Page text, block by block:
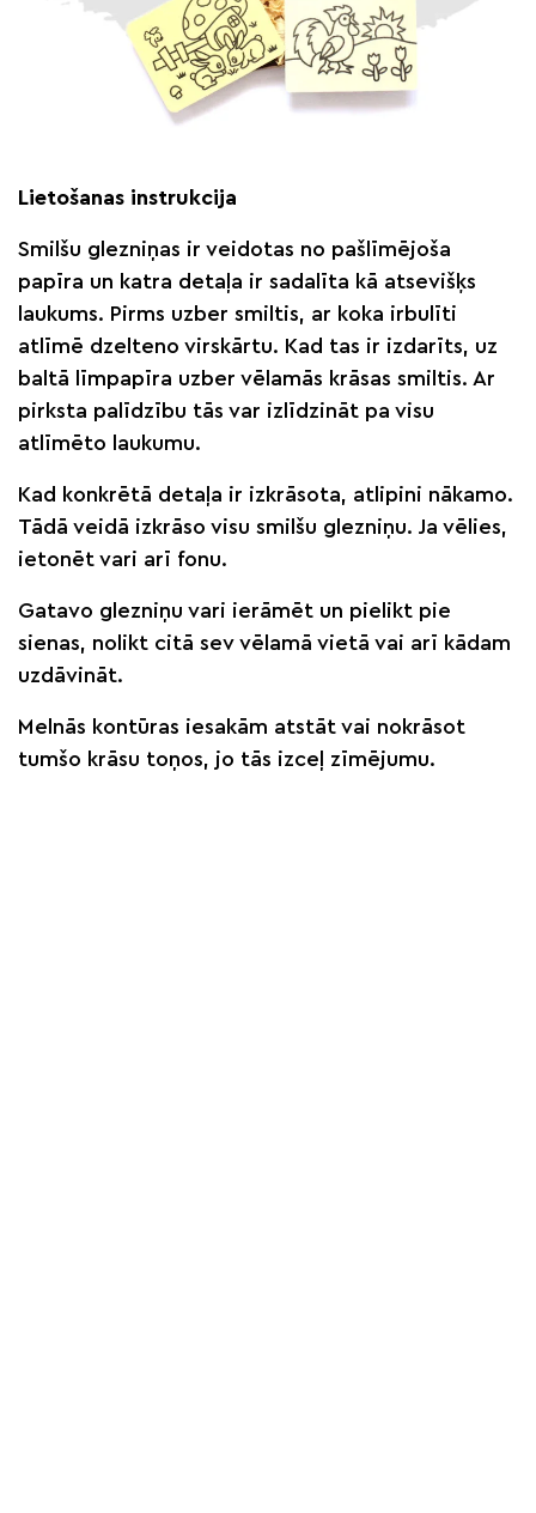
Lietošanas instrukcija
Smilšu glezniņas ir veidotas no pašlīmējoša
papīra un katra detaļa ir sadalīta kā atsevišķs
laukums. Pirms uzber smiltis, ar koka irbulīti
atlīmē dzelteno virskārtu. Kad tas ir izdarīts, uz
baltā līmpapīra uzber vēlamās krāsas smiltis. Ar
pirksta palīdzību tās var izlīdzināt pa visu
atlīmēto laukumu.
Kad konkrētā detaļa ir izkrāsota, atlipini nākamo.
Tādā veidā izkrāso visu smilšu glezniņu. Ja vēlies,
ietonēt vari arī fonu.
Gatavo glezniņu vari ierāmēt un pielikt pie
sienas, nolikt citā sev vēlamā vietā vai arī kādam
uzdāvināt.
Melnās kontūras iesakām atstāt vai nokrāsot
tumšo krāsu toņos, jo tās izceļ zīmējumu.